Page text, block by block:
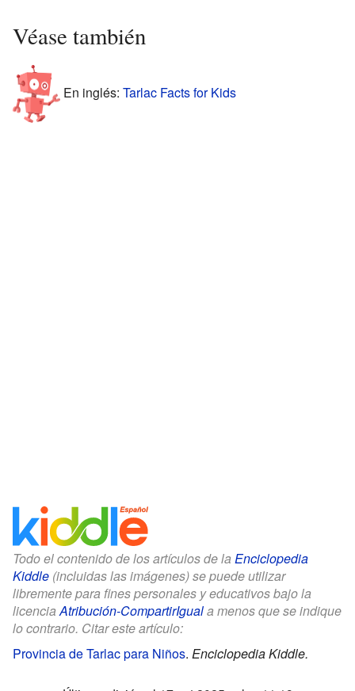
Véase también
En inglés: Tarlac Facts for Kids
Todo el contenido de los artículos de la Enciclopedia
Kiddle (incluidas las imágenes) se puede utilizar
libremente para fines personales y educativos bajo la
licenciaAtribución-CompartirIguala menos que se indique
lo contrario. Citar este artículo:
Provincia de Tarlac para Niños. Enciclopedia Kiddle.